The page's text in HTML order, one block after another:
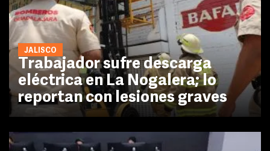
JALISCO
Trabajador sufre descarga
eléctrica en La Nogalera; lo
reportan con lesiones graves